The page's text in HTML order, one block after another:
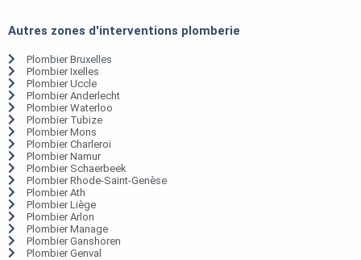
Autres zones d'interventions plomberie
Plombier Bruxelles
Plombier Ixelles
Plombier Uccle
Plombier Anderlecht
Plombier Waterloo
Plombier Tubize
Plombier Mons
Plombier Charleroi
Plombier Namur
Plombier Schaerbeek
Plombier Rhode-Saint-Genèse
Plombier Ath
Plombier Liège
Plombier Arlon
Plombier Manage
Plombier Ganshoren
Plombier Genval